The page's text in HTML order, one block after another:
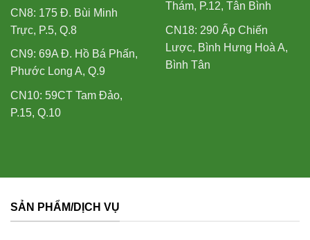
CN8: 175 Đ. Bùi Minh
Trực, P.5, Q.8
CN9: 69A Đ. Hồ Bá Phấn,
Phước Long A, Q.9
CN10: 59CT Tam Đảo,
P.15, Q.10
Thám, P.12, Tân Bình
CN18: 290 Ấp Chiến
Lược, Bình Hưng Hoà A,
Bình Tân
SẢN PHẨM/DỊCH VỤ